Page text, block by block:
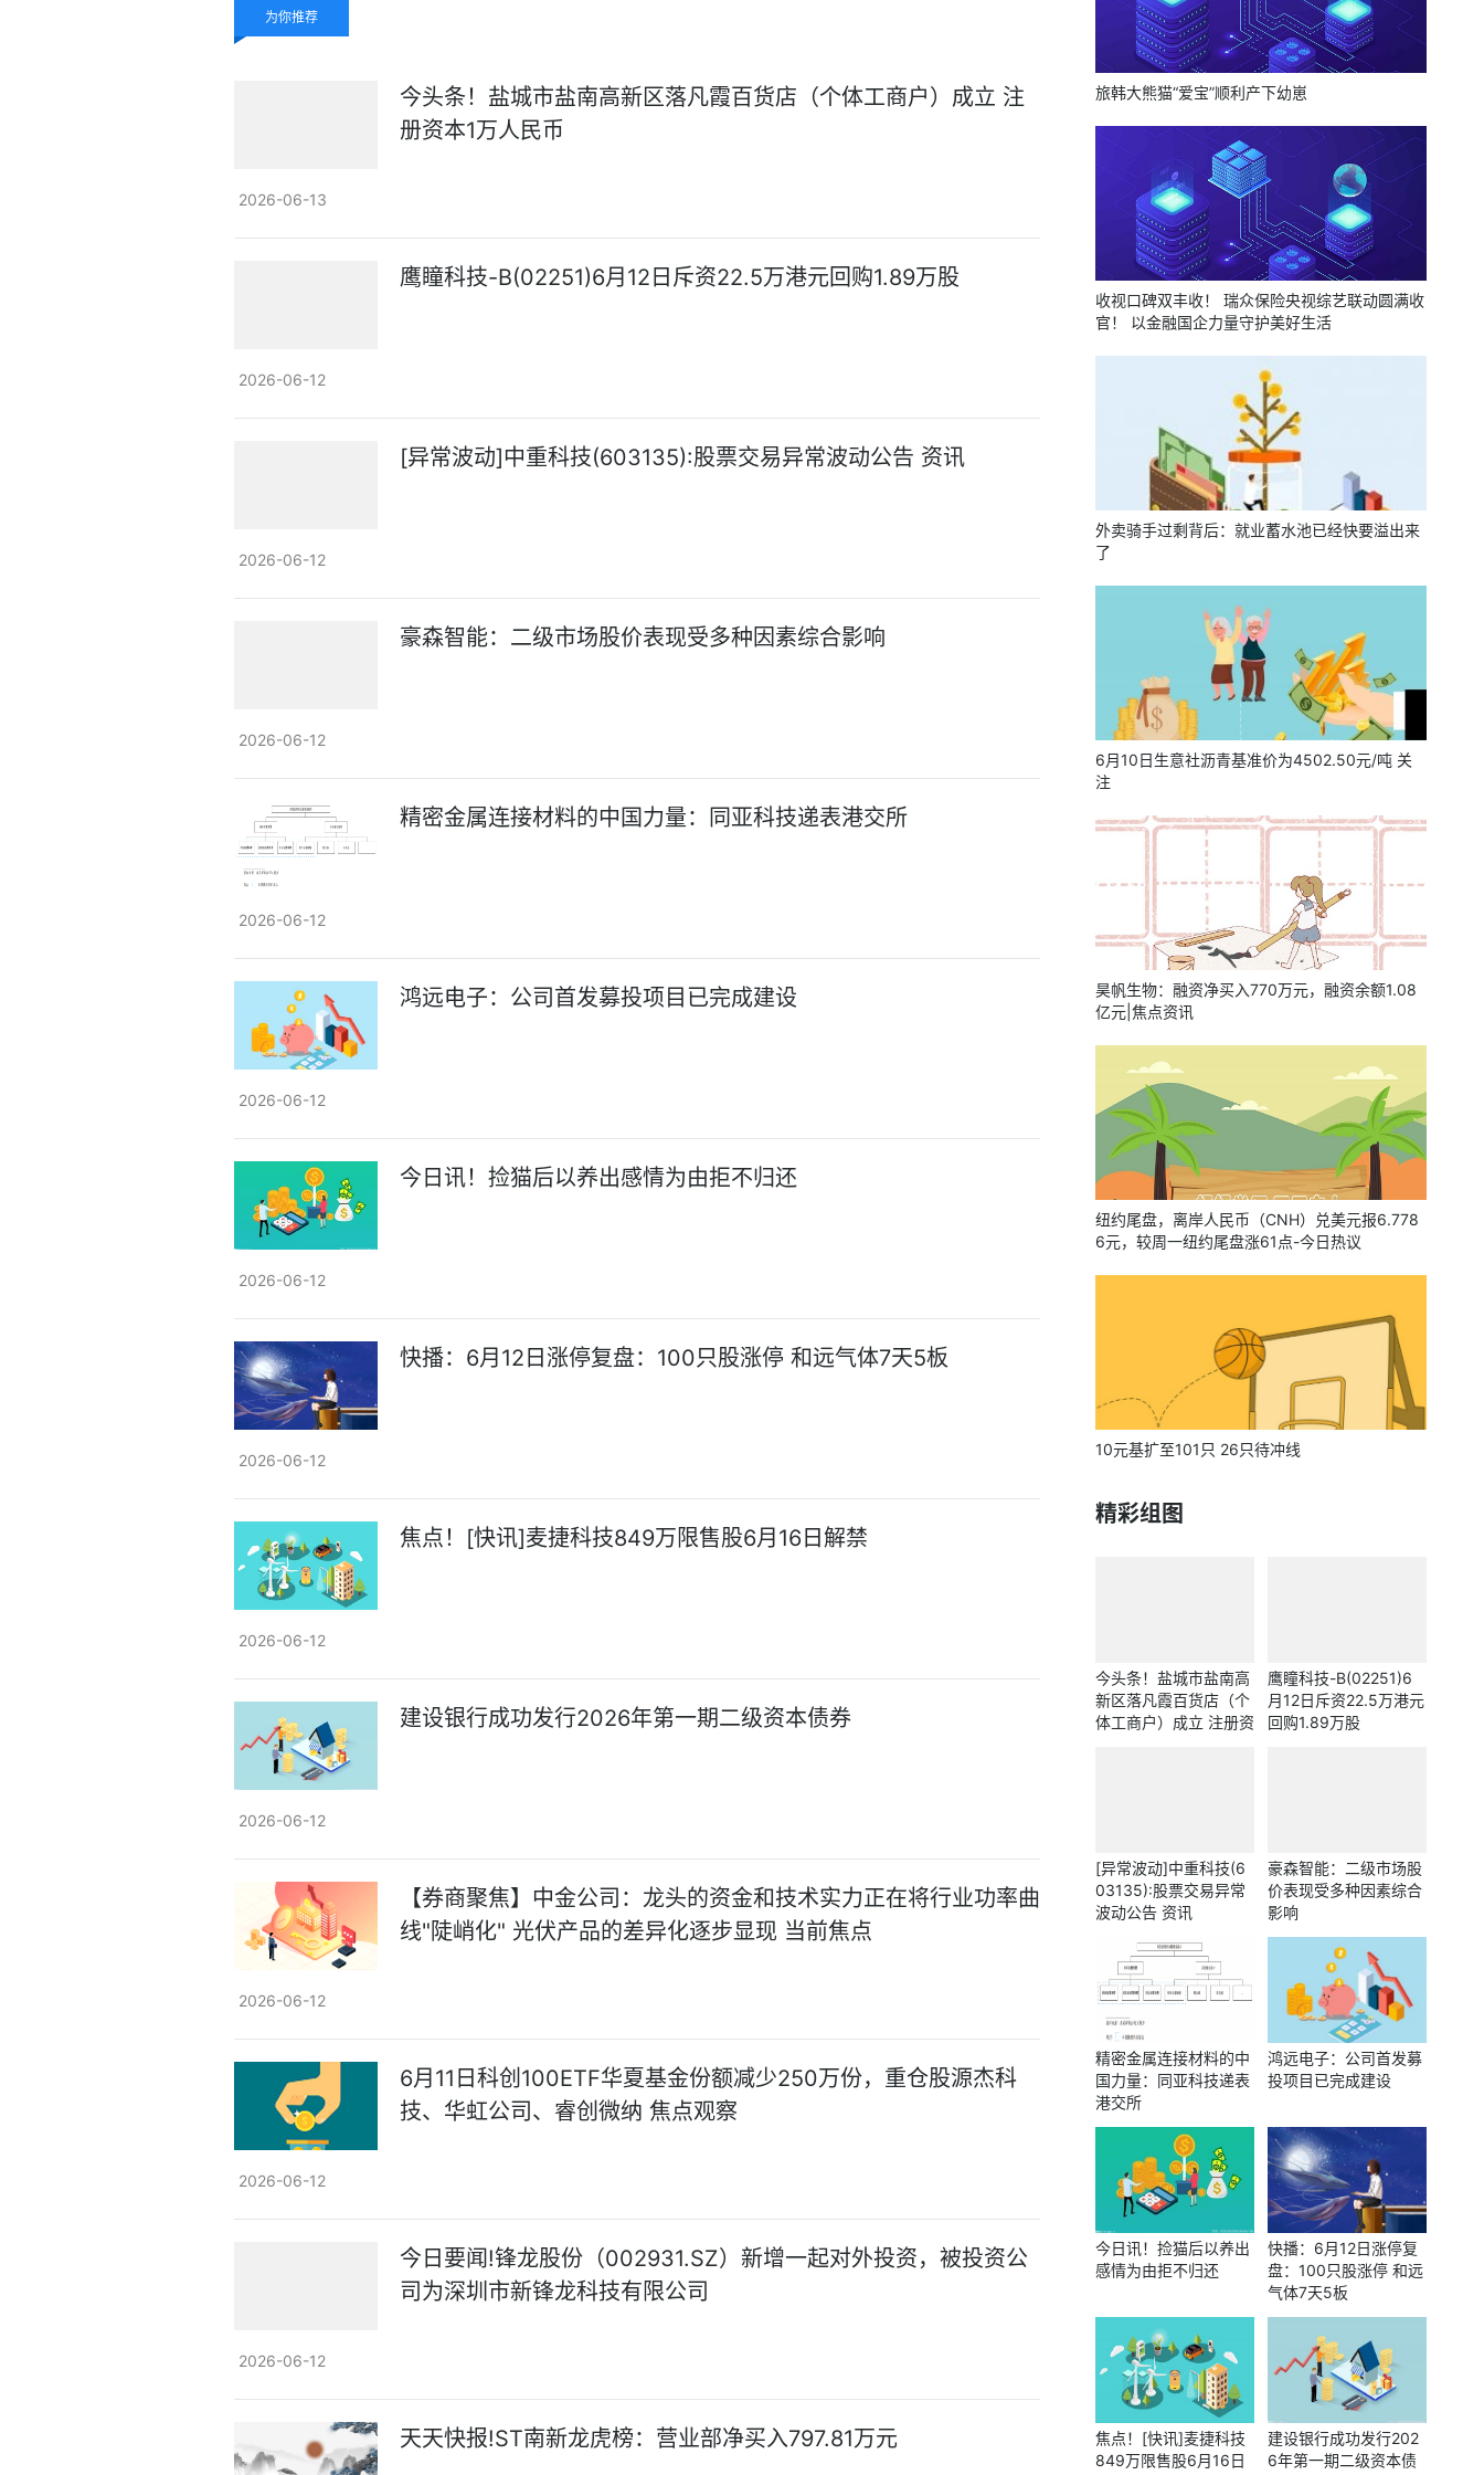
为你推荐
今头条！盐城市盐南高新区落凡霞百货店（个体工商户）成立 注
册资本1万人民币
2026-06-13
鹰瞳科技-B(02251)6月12日斥资22.5万港元回购1.89万股
2026-06-12
[异常波动]中重科技(603135):股票交易异常波动公告 资讯
2026-06-12
豪森智能：二级市场股价表现受多种因素综合影响
2026-06-12
精密金属连接材料的中国力量：同亚科技递表港交所
2026-06-12
鸿远电子：公司首发募投项目已完成建设
2026-06-12
今日讯！捡猫后以养出感情为由拒不归还
2026-06-12
快播：6月12日涨停复盘：100只股涨停 和远气体7天5板
2026-06-12
焦点！[快讯]麦捷科技849万限售股6月16日解禁
2026-06-12
建设银行成功发行2026年第一期二级资本债券
2026-06-12
【券商聚焦】中金公司：龙头的资金和技术实力正在将行业功率曲
线"陡峭化" 光伏产品的差异化逐步显现 当前焦点
2026-06-12
6月11日科创100ETF华夏基金份额减少250万份，重仓股源杰科
技、华虹公司、睿创微纳 焦点观察
2026-06-12
今日要闻!锋龙股份（002931.SZ）新增一起对外投资，被投资公
司为深圳市新锋龙科技有限公司
2026-06-12
天天快报!ST南新龙虎榜：营业部净买入797.81万元
旅韩大熊猫“爱宝”顺利产下幼崽
收视口碑双丰收！ 瑞众保险央视综艺联动圆满收
官！ 以金融国企力量守护美好生活
外卖骑手过剩背后：就业蓄水池已经快要溢出来
了
6月10日生意社沥青基准价为4502.50元/吨 关
注
昊帆生物：融资净买入770万元，融资余额1.08
亿元|焦点资讯
纽约尾盘，离岸人民币（CNH）兑美元报6.778
6元，较周一纽约尾盘涨61点-今日热议
10元基扩至101只 26只待冲线
精彩组图
今头条！盐城市盐南高
新区落凡霞百货店（个
体工商户）成立 注册资
鹰瞳科技-B(02251)6
月12日斥资22.5万港元
回购1.89万股
[异常波动]中重科技(6
03135):股票交易异常
波动公告 资讯
豪森智能：二级市场股
价表现受多种因素综合
影响
精密金属连接材料的中
国力量：同亚科技递表
港交所
鸿远电子：公司首发募
投项目已完成建设
今日讯！捡猫后以养出
感情为由拒不归还
快播：6月12日涨停复
盘：100只股涨停 和远
气体7天5板
焦点！[快讯]麦捷科技
849万限售股6月16日
建设银行成功发行202
6年第一期二级资本债